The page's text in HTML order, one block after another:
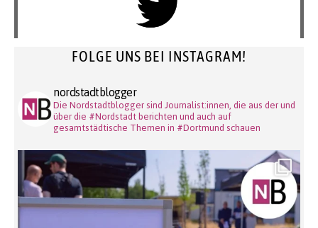
FOLGE UNS BEI INSTAGRAM!
nordstadtblogger
Die Nordstadtblogger sind Journalist:innen, die aus der und
über die #Nordstadt berichten und auch auf
gesamtstädtische Themen in #Dortmund schauen